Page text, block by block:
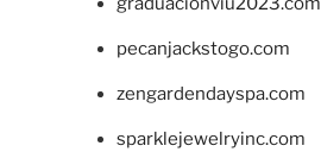
pecanjackstogo.com
zengardendayspa.com
sparklejewelryinc.com